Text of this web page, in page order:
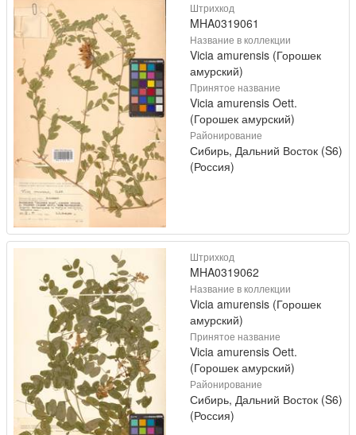
Штрихкод
MHA0319061
Название в коллекции
Vicia amurensis (Горошек
амурский)
Принятое название
Vicia amurensis Oett.
(Горошек амурский)
Районирование
Сибирь, Дальний Восток (S6)
(Россия)
Штрихкод
MHA0319062
Название в коллекции
Vicia amurensis (Горошек
амурский)
Принятое название
Vicia amurensis Oett.
(Горошек амурский)
Районирование
Сибирь, Дальний Восток (S6)
(Россия)